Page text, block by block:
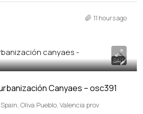
11 hours ago
SALE
Canyaes – osc391
Oliva Pueblo, Valencia prov